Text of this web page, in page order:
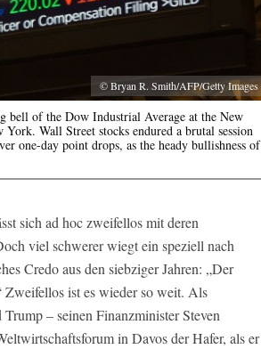
© Bryan R. Smith/AFP/Getty Images
bell of the Dow Industrial Average at the New
Wall Street stocks endured a brutal session
one-day point drops, as the heady bullishness of
sich ad hoc zweifellos mit deren
viel schwerer wiegt ein speziell nach
Credo aus den siebziger Jahren: „Der
Zweifellos ist es wieder so weit. Als
– seinen Finanzminister Steven
in Davos der Hafer, als er